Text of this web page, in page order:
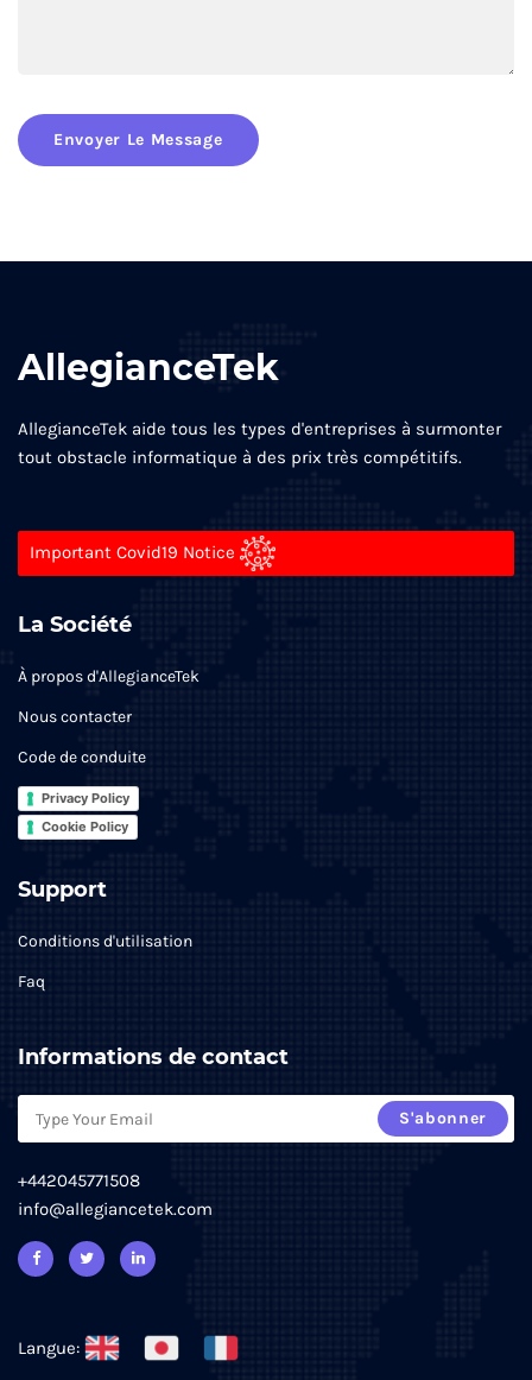
Envoyer Le Message
AllegianceTek
AllegianceTek aide tous les types d'entreprises à surmonter
tout obstacle informatique à des prix très compétitifs.
Important Covid19 Notice
La Société
À propos d'AllegianceTek
Nous contacter
Code de conduite
Privacy Policy
Cookie Policy
Support
Conditions d'utilisation
Faq
Informations de contact
S'abonner
+442045771508
info@allegiancetek.com
Langue: